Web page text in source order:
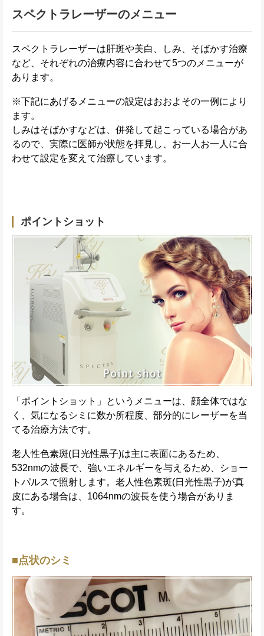
スペクトラレーザーのメニュー
スペクトラレーザーは肝斑や美白、しみ、そばかす治療
など、それぞれの治療内容に合わせて5つのメニューが
あります。
※下記にあげるメニューの設定はおおよその一例により
ます。
しみはそばかすなどは、併発して起こっている場合があ
るので、実際に医師が状態を拝見し、お一人お一人に合
わせて設定を変えて治療しています。
ポイントショット
「ポイントショット」というメニューは、顔全体ではな
く、気になるシミに数か所程度、部分的にレーザーを当
てる治療方法です。
老人性色素斑(日光性黒子)は主に表面にあるため、
532nmの波長で、強いエネルギーを与えるため、ショー
トパルスで照射します。老人性色素斑(日光性黒子)が真
皮にある場合は、1064nmの波長を使う場合がありま
す。
■点状のシミ